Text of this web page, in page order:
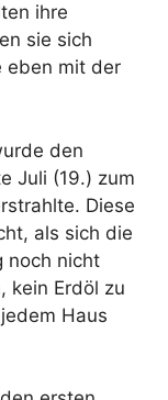
ihre
sie sich
eben mit der
den
Juli (19.) zum
Diese
als sich die
noch nicht
kein Erdöl zu
Haus